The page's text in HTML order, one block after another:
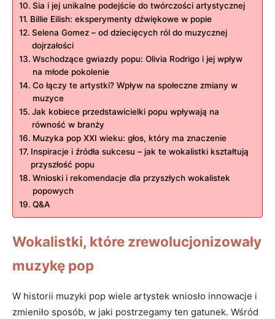
Sia i jej unikalne ⁣podejście do twórczości‌ artystycznej
Billie Eilish: eksperymenty dźwiękowe w ⁣popie
Selena Gomez – od dziecięcych ról do ⁢muzycznej
dojrzałości
Wschodzące ⁢gwiazdy ⁢popu: Olivia ⁣Rodrigo i jej wpływ
na młode⁢ pokolenie
Co ‍łączy te artystki? Wpływ na społeczne zmiany w
muzyce
Jak kobiece przedstawicielki popu wpływają ⁣na‍
równość w branży
Muzyka pop XXI wieku: głos, który ma znaczenie
Inspiracje​ i źródła sukcesu –⁤ jak te‌ wokalistki kształtują
przyszłość popu
Wnioski i⁣ rekomendacje dla przyszłych ⁣wokalistek
popowych
Q&A
Wokalistki,‍ które‌ zrewolucjonizowały
muzykę pop
W⁢ historii muzyki pop wiele artystek wniosło innowacje⁢ i
zmieniło sposób, w‍ jaki ⁤postrzegamy ten⁣ gatunek. Wśród